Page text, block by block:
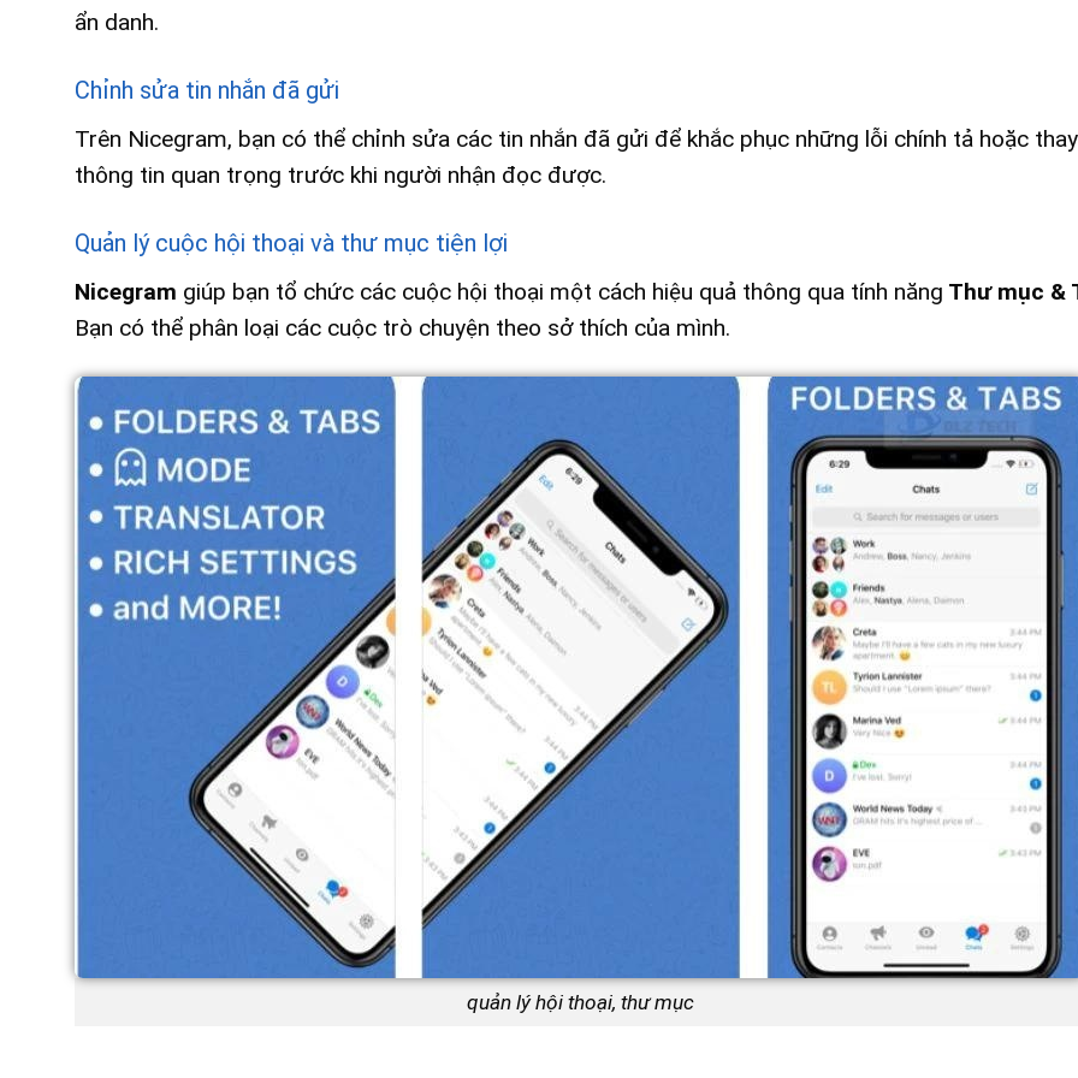
ẩn danh.
Chỉnh sửa tin nhắn đã gửi
Trên Nicegram, bạn có thể chỉnh sửa các tin nhắn đã gửi để khắc phục những lỗi chính tả hoặc
thông tin quan trọng trước khi người nhận đọc được.
Quản lý cuộc hội thoại và thư mục tiện lợi
Nicegram giúp bạn tổ chức các cuộc hội thoại một cách hiệu quả thông qua tính năng Thư mục &
Bạn có thể phân loại các cuộc trò chuyện theo sở thích của mình.
quản lý hội thoại, thư mục